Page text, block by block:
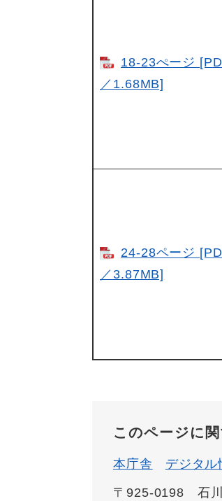
18-23ぺージ
／1.68MB]
24-28ページ
／3.87MB]
このページに
本庁舎 デジタル
〒925-0198 石